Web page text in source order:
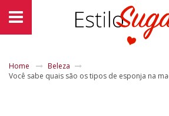
Home
Beleza
Você sabe quais são os tipos de esponja na